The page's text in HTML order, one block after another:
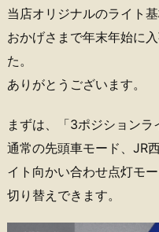
当店オリジナルのライト
おかげさまで年末年始に
た。
ありがとうございます。
まずは、「3ポジションラ
通常の先頭車モード、JR
イト向かい合わせ点灯モ
切り替えできます。